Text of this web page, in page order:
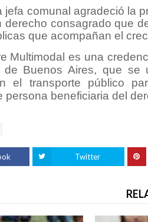
jefa comunal agradeció la
derecho consagrado que
que acompañan el
Multimodal es una
de Buenos Aires, que
el transporte público
persona beneficiaria del
Twitter